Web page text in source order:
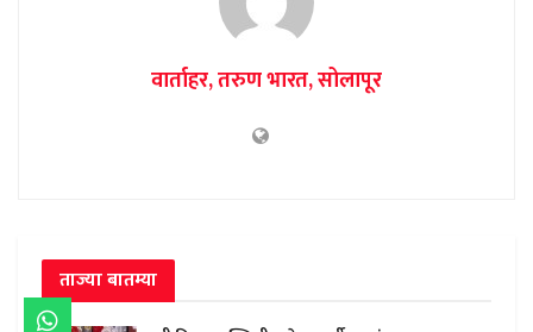
वार्ताहर, तरुण भारत, सोलापूर
ताज्या बातम्या